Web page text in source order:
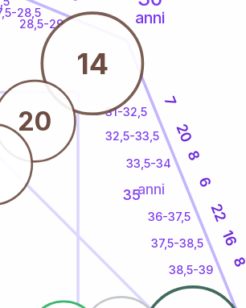
anni
28,5
28,5-29
31-32,5
32,5-33,5
33,5-34
36-37,5
37,5-38,5
38,5-39
7
20
8
6
22
16
8
14
20
35anni